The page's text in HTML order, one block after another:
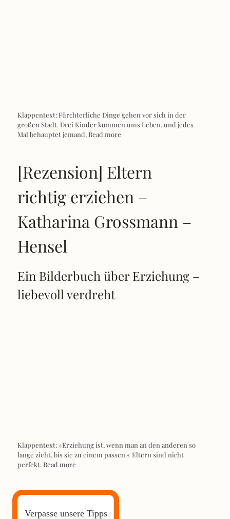
Klappentext: Fürchterliche Dinge gehen vor sich in der
großen Stadt. Drei Kinder kommen ums Leben, und jedes
Mal behauptet jemand, Read more
[Rezension] Eltern
richtig erziehen –
Katharina Grossmann –
Hensel
Ein Bilderbuch über Erziehung –
liebevoll verdreht
Klappentext: »Erziehung ist, wenn man an den anderen so
lange zieht, bis sie zu einem passen.« Eltern sind nicht
perfekt. Read more
Verpasse unsere Tipps